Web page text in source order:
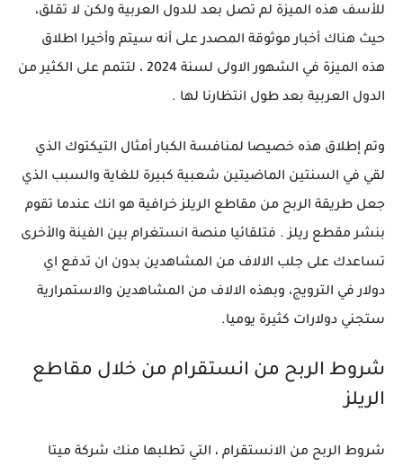
للأسف هذه الميزة لم تصل بعد للدول العربية ولكن لا تقلق،
حيث هناك أخبار موثوقة المصدر على أنه سيتم وأخيرا اطلاق
هذه الميزة في الشهور الاولى لسنة 2024 ، لتتمم على الكثير من
الدول العربية بعد طول انتظارنا لها .
وتم إطلاق هذه خصيصا لمنافسة الكبار أمثال التيكتوك الذي
لقي في السنتين الماضيتين شعبية كبيرة للغاية والسبب الذي
جعل طريقة الربح من مقاطع الريلز خرافية هو انك عندما تقوم
بنشر مقطع ريلز . فتلقائيا منصة انستغرام بين الفينة والأخرى
تساعدك على جلب الالاف من المشاهدين بدون ان تدفع اي
دولار في الترويج، وبهذه الالاف من المشاهدين والاستمرارية
ستجني دولارات كثيرة يوميا.
شروط الربح من انستقرام من خلال مقاطع
الريلز
شروط الربح من الانستقرام ، التي تطلبها منك شركة ميتا